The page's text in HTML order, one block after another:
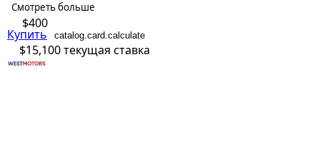
Смотреть больше
$400
Купить catalog.card.calculate
$15,100текущая ставка